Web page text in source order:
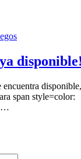
disponible!
encuentra
span style=color: